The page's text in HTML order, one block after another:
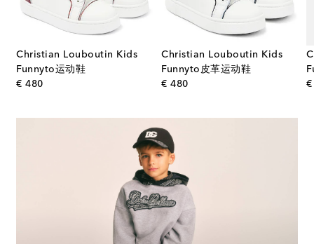
Christian Louboutin Kids
Funnyto运动鞋
€ 480original price
Christian Louboutin Kids
Funnyto皮革运动鞋
€ 480original price
€